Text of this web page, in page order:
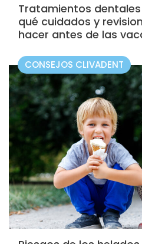
Tratamientos
qué cuidados y
hacer antes de las
CONSEJOS CLIVADENT